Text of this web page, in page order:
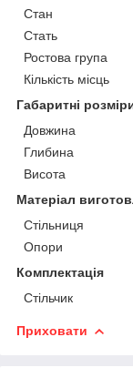
Стан
Стать
Ростова група
Кількість місць
Габаритні
Довжина
Глибина
Висота
Матеріал
Стільниця
Опори
Комплектація
Стільчик
Приховати